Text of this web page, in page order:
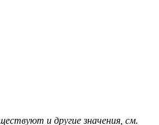
и другие значения, см.